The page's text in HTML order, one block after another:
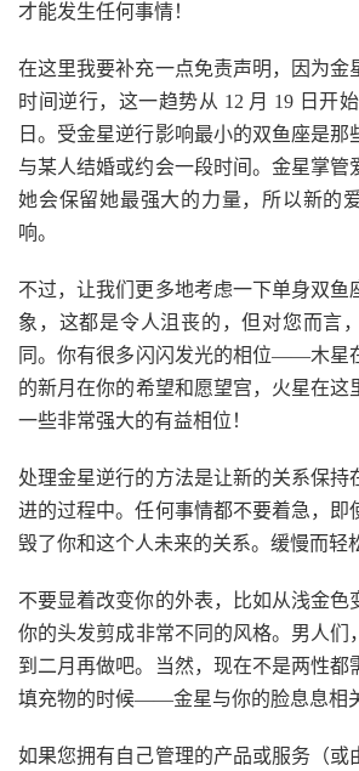
才能发生任何事情！
在这里我要补充一点免责声明，因为金
时间逆行，这一趋势从 12 月 19 日开
日。受金星逆行影响最小的双鱼座是那
与某人结婚或约会一段时间。金星掌管
她会保留她最强大的力量，所以新的
响。
不过，让我们更多地考虑一下单身双鱼
象，这都是令人沮丧的，但对您而言
同。你有很多闪闪发光的相位——木星
的新月在你的希望和愿望宫，火星在
一些非常强大的有益相位！
处理金星逆行的方法是让新的关系保持
进的过程中。任何事情都不要着急，即
毁了你和这个人未来的关系。缓慢而轻
不要显着改变你的外表，比如从浅金色
你的头发剪成非常不同的风格。男人
到二月再做吧。当然，现在不是两性都
填充物的时候——金星与你的脸息息相
如果您拥有自己管理的产品或服务（或